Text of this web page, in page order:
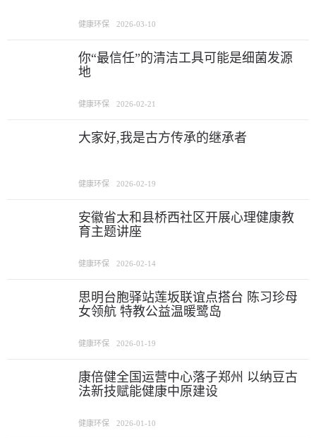
健康环保 2026-03-10
你“最信任”的清洁工具可能是细菌发源
地
健康环保 2026-02-21
大家好,我是古方传承的继承者
健康环保 2026-02-19
安徽省太和县桥西社区开展心理健康教
育主题讲座
健康环保 2026-02-14
思明台胞驿站莲坂联谊点搭台 陈习珍母
女领航 特教公益温暖鹭岛
健康环保 2026-01-19
康倍健全国运营中心落子郑州 以纳豆古
法新技赋能健康中原建设
健康环保 2026-01-10